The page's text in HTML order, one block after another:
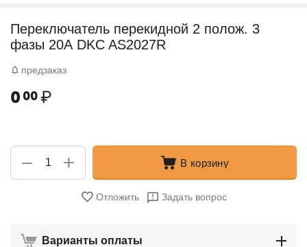
Переключатель перекидной 2 полож. 3
фазы 20А DKC AS2027R
предзаказ
0 00₽
+
− В корзину
Отложить Задать вопрос
Варианты оплаты